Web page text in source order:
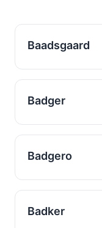
Baadsgaard
Badger
Badgero
Badker